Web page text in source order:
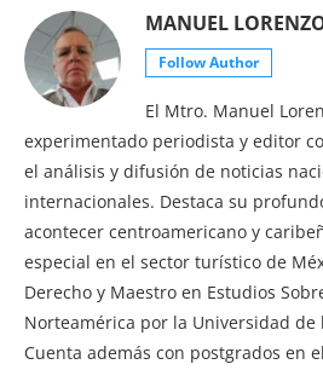
MANUEL
Follow Author
El Mtro. Manuel
experimentado periodista y editor
el análisis y difusión de noticias
internacionales. Destaca su
acontecer centroamericano y
especial en el sector turístico de
Derecho y Maestro en Estudios
Norteamérica por la Universidad de
Cuenta además con postgrados en